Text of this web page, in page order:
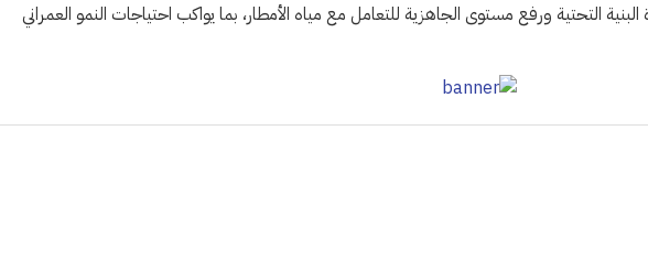
التحتية ورفع مستوى الجاهزية للتعامل مع مياه الأمطار، بما يواكب احتياجات النمو العمراني